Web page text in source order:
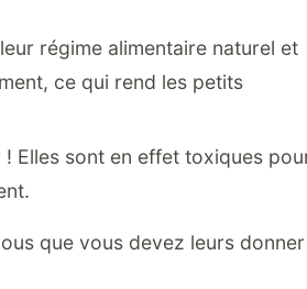
régime alimentaire naturel et
ce qui rend les petits
Elles sont en effet toxiques
que vous devez leurs donner